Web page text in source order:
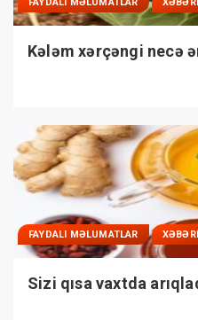
Kələm xərçəngi necə
FAYDALI MƏLUMATLAR
Sizi qısa vaxtda